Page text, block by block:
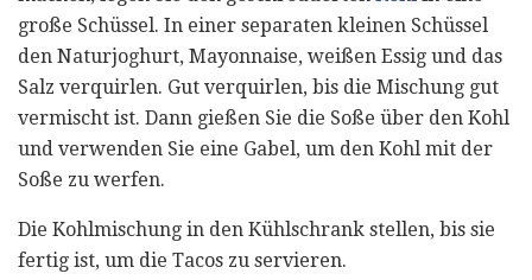
große Schüssel. In einer separaten kleinen Schüssel
den Naturjoghurt, Mayonnaise, weißen Essig und das
Salz verquirlen. Gut verquirlen, bis die Mischung gut
vermischt ist. Dann gießen Sie die Soße über den Kohl
und verwenden Sie eine Gabel, um den Kohl mit der
Soße zu werfen.
Die Kohlmischung in den Kühlschrank stellen, bis sie
fertig ist, um die Tacos zu servieren.